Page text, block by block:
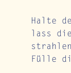
Halte
lass
Fülle